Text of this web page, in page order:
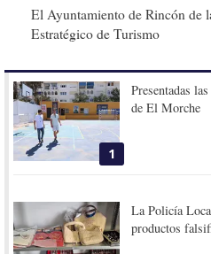
El Ayuntamiento de Rincón de
Estratégico de Turismo
1
Presentadas
de El Morche
La Policía
productos